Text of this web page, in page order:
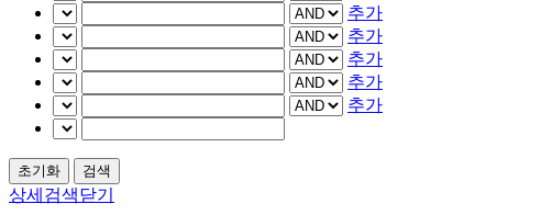
추가
추가
추가
추가
추가
상세검색닫기